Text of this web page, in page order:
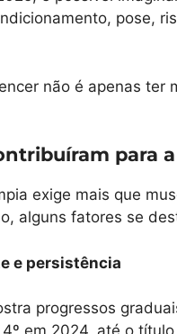
pose,
não é apenas
para
exige mais que
alguns fatores se
e persistência
progressos